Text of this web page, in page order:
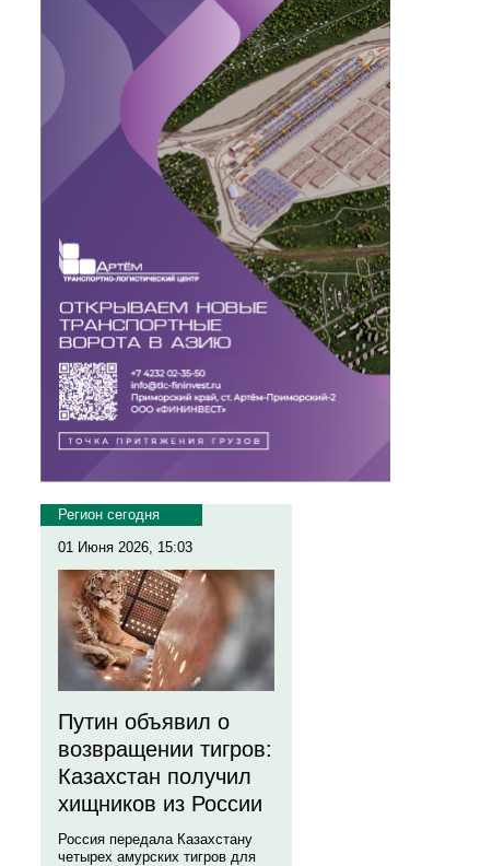
Регион сегодня
01 Июня 2026, 15:03
Путин объявил о
возвращении тигров:
Казахстан получил
хищников из России
Россия передала Казахстану
четырех амурских тигров для